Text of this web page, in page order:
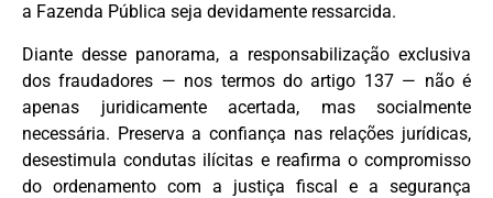
a Fazenda Pública seja devidamente ressarcida.
Diante desse panorama, a responsabilização exclusiva
dos fraudadores — nos termos do artigo 137 — não é
apenas juridicamente acertada, mas socialmente
necessária. Preserva a confiança nas relações jurídicas,
desestimula condutas ilícitas e reafirma o compromisso
do ordenamento com a justiça fiscal e a segurança